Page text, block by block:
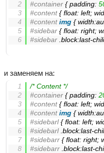
#container { padding:
#content { float: left;
#content img { width
#sidebar { float: right;
#sidebar .block:last-
и заменяем на:
/* Content */
#container { padding:
#content { float: left;
#content img { width
#sidebarl { float: left;
#sidebarl .block:last-
#sidebarr { float: right;
#sidebarr .block:last-